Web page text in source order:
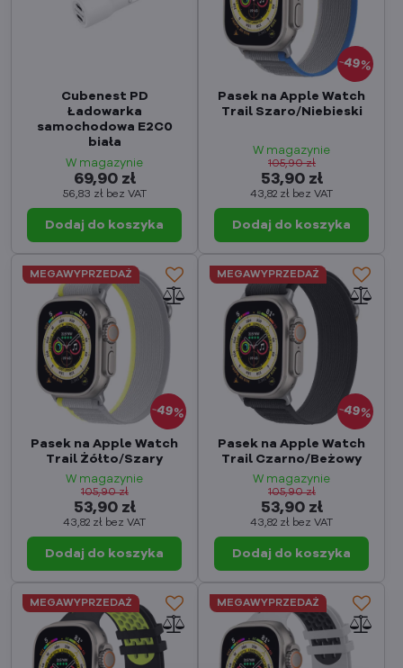
Cubenest PD
Ładowarka
samochodowa E2C0
biała
W magazynie
69,90 zł
56,83 zł bez VAT
Dodaj do koszyka
49%
Pasek na Apple Watch
Trail Szaro/Niebieski
W magazynie
53,90 zł
43,82 zł bez VAT
105,90 zł
Dodaj do koszyka
49%
MEGAWYPRZEDAŻ
Pasek na Apple Watch
Trail Żółto/Szary
W magazynie
53,90 zł
43,82 zł bez VAT
105,90 zł
Dodaj do koszyka
49%
MEGAWYPRZEDAŻ
Pasek na Apple Watch
Trail Czarno/Beżowy
W magazynie
53,90 zł
43,82 zł bez VAT
105,90 zł
Dodaj do koszyka
MEGAWYPRZEDAŻ MEGAWYPRZEDAŻ